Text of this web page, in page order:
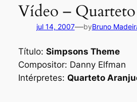
Vídeo –
jul 14, 2007—byBruno
Título: Simpsons Theme
Compositor: Danny Elfman
Intérpretes: Quarteto